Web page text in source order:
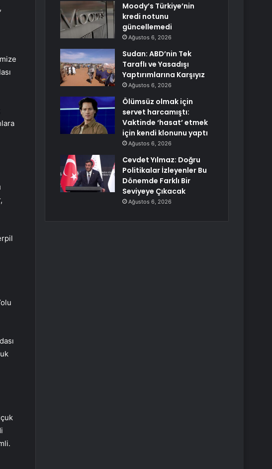
Moody’s Türkiye’nin
kredi notunu
güncellemedi
Ağustos 6, 2026
Sudan: ABD’nin Tek
Taraflı ve Yasadışı
Yaptırımlarına Karşıyız
Ağustos 6, 2026
Ölümsüz olmak için
servet harcamıştı:
Vaktinde ‘hasat’ etmek
için kendi klonunu yaptı
Ağustos 6, 2026
Cevdet Yılmaz: Doğru
Politikalar İzleyenler Bu
Dönemde Farklı Bir
Seviyeye Çıkacak
Ağustos 6, 2026